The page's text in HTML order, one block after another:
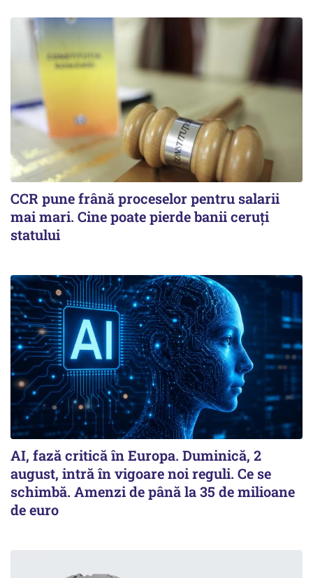
CCR pune frână proceselor pentru salarii
mai mari. Cine poate pierde banii ceruți
statului
AI, fază critică în Europa. Duminică, 2
august, intră în vigoare noi reguli. Ce se
schimbă. Amenzi de până la 35 de milioane
de euro